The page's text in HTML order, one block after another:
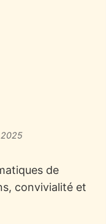
de
convivialité et